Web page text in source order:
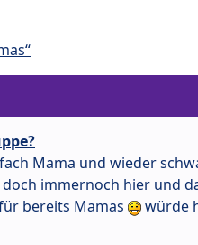
Mama und wieder
immernoch hier und
bereits Mamas
würde